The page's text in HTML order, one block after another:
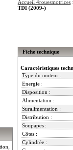
Accueil 4rouesmotrices
TDI (2009-)
Fiche technique
Caractéristiques
Type du moteur :
Energie :
Disposition :
Alimentation :
Suralimentation :
Distribution :
Soupapes :
Côtes :
Cylindrée :